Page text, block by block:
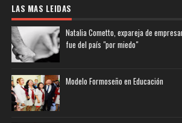
LAS MAS LEIDAS
Natalia Cometto, expareja de
fue del país "por miedo"
Modelo Formoseño en Educación